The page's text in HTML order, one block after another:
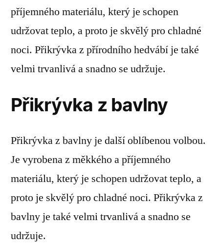
příjemného materiálu, který je schopen
udržovat teplo, a proto je skvělý pro chladné
noci. Přikrývka z přírodního hedvábí je také
velmi trvanlivá a snadno se udržuje.
Přikrývka z bavlny
Přikrývka z bavlny je další oblíbenou volbou.
Je vyrobena z měkkého a příjemného
materiálu, který je schopen udržovat teplo, a
proto je skvělý pro chladné noci. Přikrývka z
bavlny je také velmi trvanlivá a snadno se
udržuje.